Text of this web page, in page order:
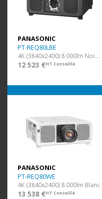
PANASONIC
PT-REQ80LBE
4K (3840x2400) 8 000lm Noir Ss Opti.
12 523 €HT Conseillé
PANASONIC
PT-REQ80WE
4K (3840x2400) 8 000lm Blanc
13 538 €HT Conseillé